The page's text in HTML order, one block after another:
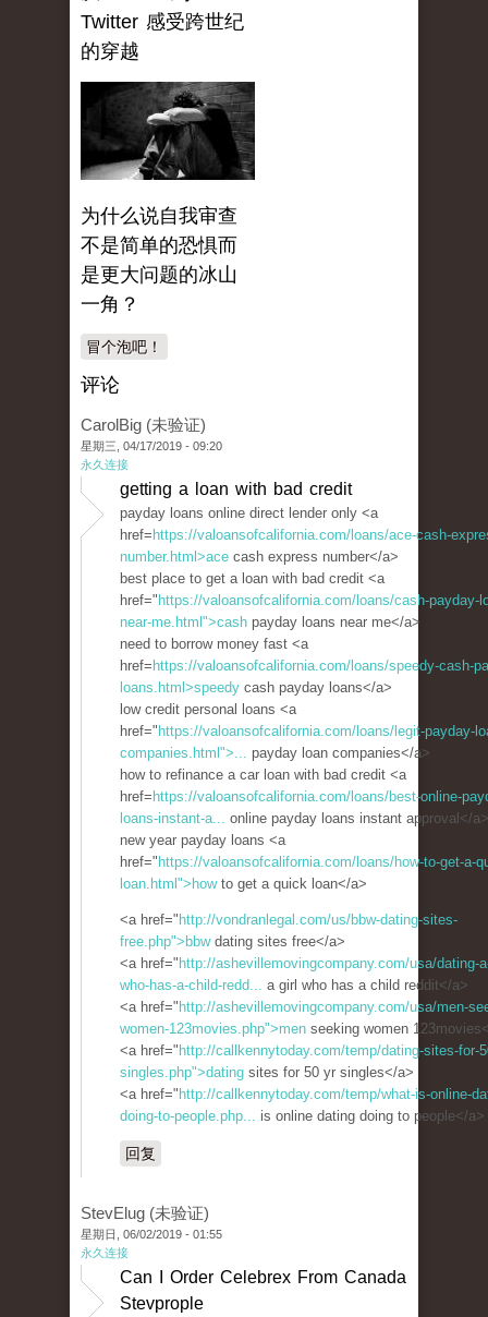
Twitter 感受跨世纪
的穿越
为什么说自我审查
不是简单的恐惧而
是更大问题的冰山
一角？
冒个泡吧！
评论
CarolBig (未验证)
星期三, 04/17/2019 - 09:20
永久连接
getting a loan with bad credit
payday loans online direct lender only <a
href= https://valoansofcalifornia.com/loans/ace-cash-
number.html>ace cash express number</a>
best place to get a loan with bad credit <a
href=" https://valoansofcalifornia.com/loans/cash-payday-
near-me.html">cash payday loans near me</a>
need to borrow money fast <a
href= https://valoansofcalifornia.com/loans/speedy-cash-
loans.html>speedy cash payday loans</a>
low credit personal loans <a
href=" https://valoansofcalifornia.com/loans/legit-payday-
companies.html">... payday loan companies</a>
how to refinance a car loan with bad credit <a
href= https://valoansofcalifornia.com/loans/best-online-
loans-instant-a... online payday loans instant approval</a>
new year payday loans <a
href=" https://valoansofcalifornia.com/loans/how-to-get-a-
loan.html">howto get a quick loan</a>
<a href=" http://vondranlegal.com/us/bbw-dating-sites-
free.php">bbwdating sites free</a>
<a href=" http://ashevillemovingcompany.com/usa/dating-
who-has-a-child-redd... a girl who has a child reddit</a>
<a href=" http://ashevillemovingcompany.com/usa/men-
women-123movies.php">men seeking women
<a href=" http://callkennytoday.com/temp/dating-sites-for-
singles.php">dating sites for 50 yr singles</a>
<a href=" http://callkennytoday.com/temp/what-is-online-
doing-to-people.php... is online dating doing to people</a>
回复
StevElug (未验证)
星期日, 06/02/2019 - 01:55
永久连接
Can I Order Celebrex From Canada
Stevprople